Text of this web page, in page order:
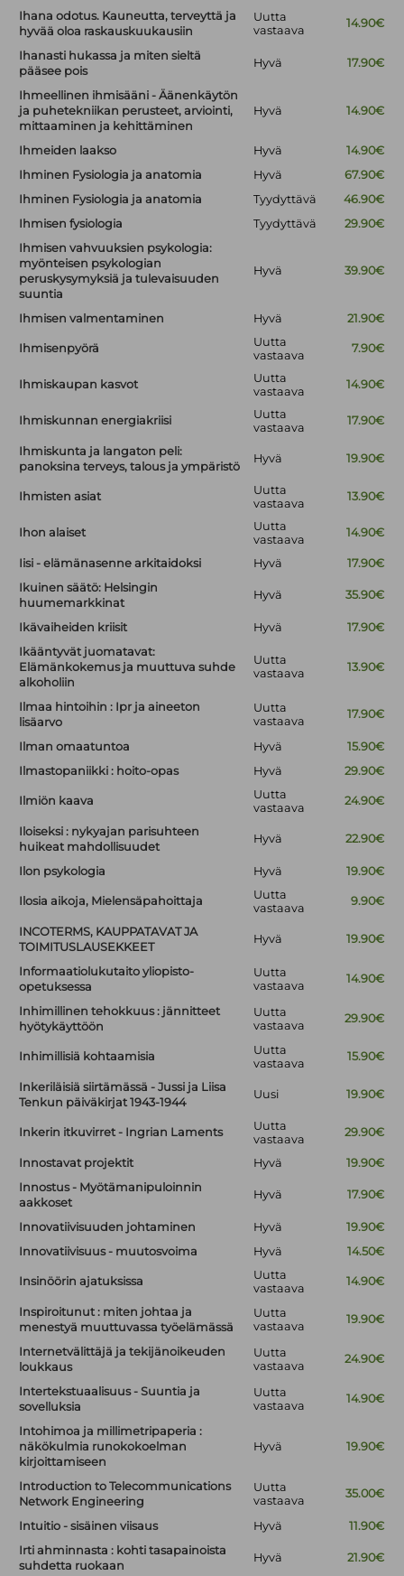
Ihana odotus. Kauneutta, terveyttä ja
hyvää oloa raskauskuukausiin
Uutta
vastaava
14.90€
Ihanasti hukassa ja miten sieltä
pääsee pois
Hyvä 17.90€
Ihmeellinen ihmisääni - Äänenkäytön
ja puhetekniikan perusteet, arviointi,
mittaaminen ja kehittäminen
Hyvä 14.90€
Ihmeiden laakso Hyvä
14.90€
Ihminen Fysiologia ja anatomia
Hyvä
67.90€
Ihminen Fysiologia ja anatomia
Tyydyttävä
46.90€
Ihmisen fysiologia
Tyydyttävä
29.90€
Ihmisen vahvuuksien psykologia:
myönteisen psykologian
peruskysymyksiä ja tulevaisuuden
suuntia
Hyvä 39.90€
Ihmisen valmentaminen Hyvä 21.90€
Ihmisenpyörä
Uutta
vastaava
7.90€
Ihmiskaupan kasvot
Uutta
vastaava
14.90€
Ihmiskunnan energiakriisi
Uutta
vastaava
17.90€
Ihmiskunta ja langaton peli:
panoksina terveys, talous ja ympäristö
Hyvä 19.90€
Ihmisten asiat
Uutta
vastaava
13.90€
Ihon alaiset
Uutta
vastaava
14.90€
Iisi - elämänasenne arkitaidoksi Hyvä
17.90€
Ikuinen säätö: Helsingin
huumemarkkinat
Hyvä 35.90€
Ikävaiheiden kriisit Hyvä
17.90€
Ikääntyvät juomatavat:
Elämänkokemus ja muuttuva suhde
alkoholiin
Uutta
vastaava
13.90€
Ilmaa hintoihin : Ipr ja aineeton
lisäarvo
Uutta
vastaava
17.90€
Ilman omaatuntoa Hyvä
15.90€
Ilmastopaniikki : hoito-opas
Hyvä 29.90€
Ilmiön kaava
Uutta
vastaava
24.90€
Iloiseksi : nykyajan parisuhteen
huikeat mahdollisuudet
Hyvä 22.90€
Ilon psykologia Hyvä 19.90€
Ilosia aikoja, Mielensäpahoittaja
Uutta
vastaava
9.90€
INCOTERMS, KAUPPATAVAT JA
TOIMITUSLAUSEKKEET
Hyvä 19.90€
Informaatiolukutaito yliopisto-
opetuksessa
Uutta
vastaava
14.90€
Inhimillinen tehokkuus : jännitteet
hyötykäyttöön
Uutta
vastaava
29.90€
Inhimillisiä kohtaamisia
Uutta
vastaava
15.90€
Inkeriläisiä siirtämässä - Jussi ja Liisa
Tenkun päiväkirjat 1943-1944
Uusi 19.90€
Inkerin itkuvirret - Ingrian Laments
Uutta
vastaava
29.90€
Innostavat projektit Hyvä
19.90€
Innostus - Myötämanipuloinnin
aakkoset
Hyvä 17.90€
Innovatiivisuuden johtaminen Hyvä
19.90€
Innovatiivisuus - muutosvoima
Hyvä 14.50€
Insinöörin ajatuksissa
Uutta
vastaava
14.90€
Inspiroitunut : miten johtaa ja
menestyä muuttuvassa työelämässä
Uutta
vastaava
19.90€
Internetvälittäjä ja tekijänoikeuden
loukkaus
Uutta
vastaava
24.90€
Intertekstuaalisuus - Suuntia ja
sovelluksia
Uutta
vastaava
14.90€
Intohimoa ja millimetripaperia :
näkökulmia runokokoelman
kirjoittamiseen
Hyvä 19.90€
Introduction to Telecommunications
Network Engineering
Uutta
vastaava
35.00€
Intuitio - sisäinen viisaus Hyvä
11.90€
Irti ahminnasta : kohti tasapainoista
suhdetta ruokaan
Hyvä 21.90€